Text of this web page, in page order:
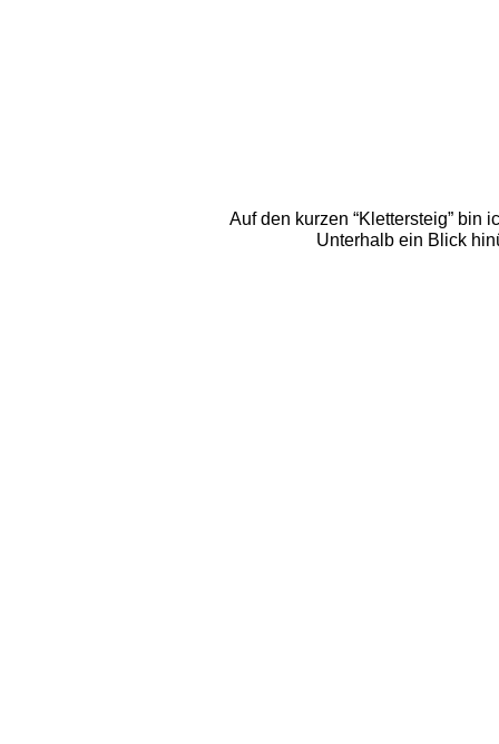
Auf den kurzen “Klettersteig” bin
Unterhalb ein Blick